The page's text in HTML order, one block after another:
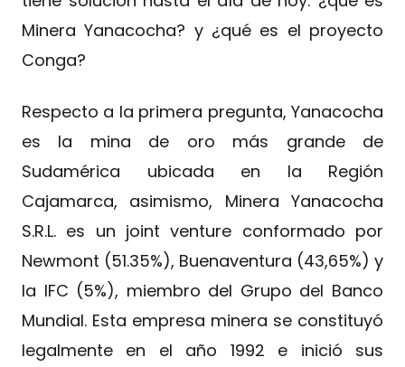
Minera Yanacocha? y ¿qué es el proyecto
Conga?
Respecto a la primera pregunta, Yanacocha
es la mina de oro más grande de
Sudamérica ubicada en la Región
Cajamarca, asimismo, Minera Yanacocha
S.R.L. es un joint venture conformado por
Newmont (51.35%), Buenaventura (43,65%) y
la IFC (5%), miembro del Grupo del Banco
Mundial. Esta empresa minera se constituyó
legalmente en el año 1992 e inició sus